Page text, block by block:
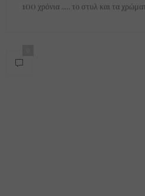
100 χρόνια ..... το στυλ και τα